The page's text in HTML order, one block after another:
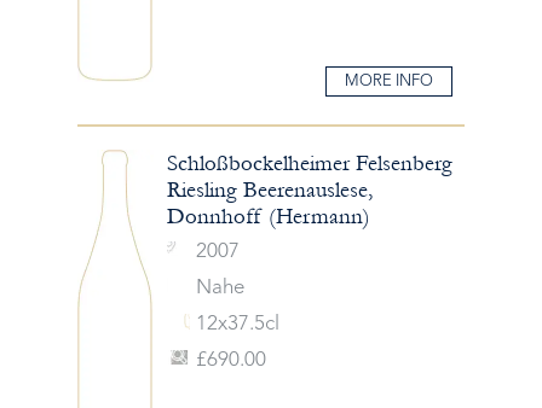
MORE INFO
Schloßbockelheimer Felsenberg
Riesling Beerenauslese,
Donnhoff (Hermann)
2007
Nahe
12x37.5cl
£690.00